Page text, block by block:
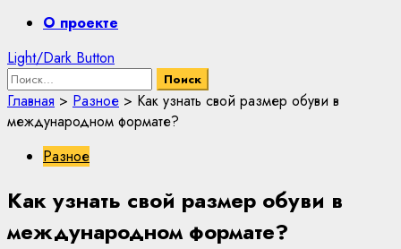
PrimaryО проекте
Light/Dark Button
Найти:
Главная > Разное > Как узнать свой размер обуви в
международном формате?
Разное
Как узнать свой размер обуви в
международном формате?